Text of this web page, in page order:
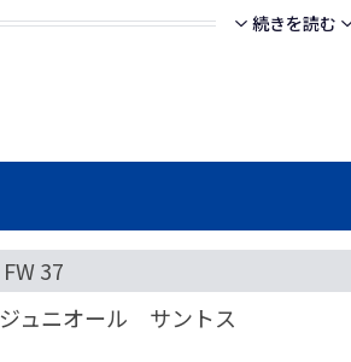
続きを読む
FW 37
ジュニオール サントス